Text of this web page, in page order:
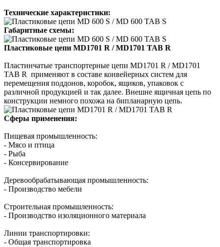
Технические характеристики:
Габаритные схемы:
Пластиковые цепи MD1701 R / MD1701 TAB R
Пластинчатые транспортерные цепи MD1701 R / MD1701
TAB R применяют в составе конвейерных систем для
перемещения поддонов, коробок, ящиков, упаковок с
различной продукцией и так далее. Внешне ящичная цепь по
конструкции немного похожа на бипланарную цепь.
Сферы применения:
Пищевая промышленность:
- Мясо и птица
- Рыба
- Консервирование
Деревообрабатывающая промышленность:
- Производство мебели
Строительная промышленность:
- Производство изоляционного материала
Линии транспортировки:
- Общая транспортировка